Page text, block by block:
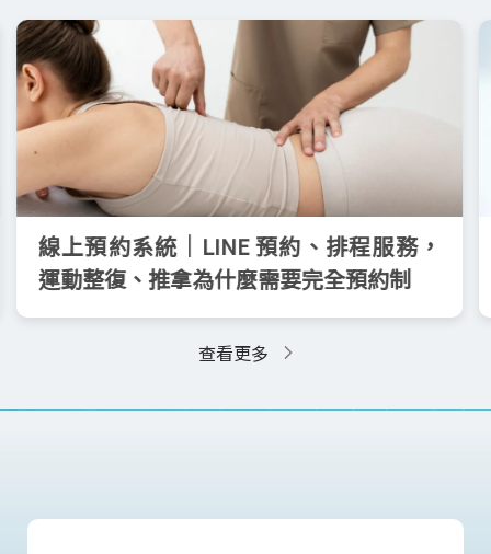
線上預約系統｜LINE 預約、排程服務，
運動整復、推拿為什麼需要完全預約制
查看更多